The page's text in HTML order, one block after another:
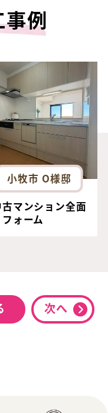
例
小牧市 O様邸
古マンション全面
フォーム
次へ